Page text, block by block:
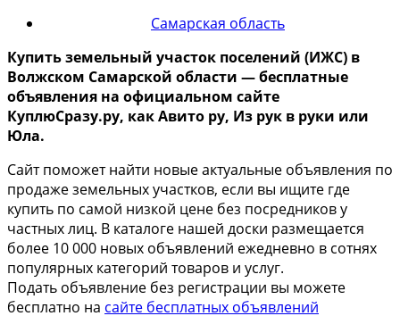
Самарская область
Купить земельный участок поселений (ИЖС) в
Волжском Самарской области — бесплатные
объявления на официальном сайте
КуплюСразу.ру, как Авито ру, Из рук в руки или
Юла.
Сайт поможет найти новые актуальные объявления по
продаже земельных участков, если вы ищите где
купить по самой низкой цене без посредников у
частных лиц. В каталоге нашей доски размещается
более 10 000 новых объявлений ежедневно в сотнях
популярных категорий товаров и услуг.
Подать объявление без регистрации вы можете
бесплатно на сайте бесплатных объявлений